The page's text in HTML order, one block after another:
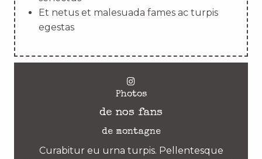
Et netus et malesuada fames ac turpis
egestas
Photos
de nos fans
de montagne
Curabitur eu urna turpis. Pellentesque